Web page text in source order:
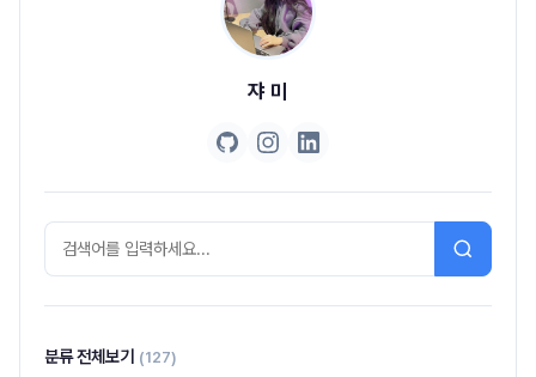
쟈 미
분류 전체보기 (127)